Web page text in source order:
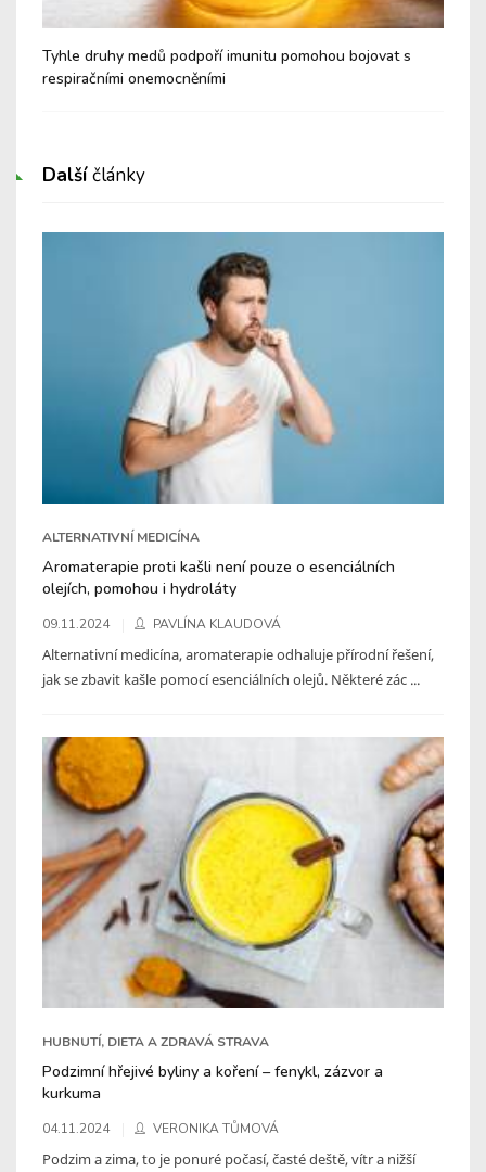
Tyhle druhy medů podpoří imunitu pomohou bojovat s
respiračními onemocněními
Dalšíčlánky
ALTERNATIVNÍ MEDICÍNA
Aromaterapie proti kašli není pouze o esenciálních
olejích, pomohou i hydroláty
09.11.2024 PAVLÍNA KLAUDOVÁ
Alternativní medicína, aromaterapie odhaluje přírodní řešení,
jak se zbavit kašle pomocí esenciálních olejů. Některé zác ...
HUBNUTÍ, DIETA A ZDRAVÁ STRAVA
Podzimní hřejivé byliny a koření – fenykl, zázvor a
kurkuma
04.11.2024 VERONIKA TŮMOVÁ
Podzim a zima, to je ponuré počasí, časté deště, vítr a nižší